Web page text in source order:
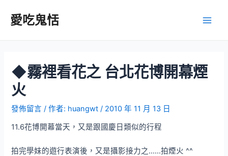
愛吃鬼恬
◆霧裡看花之 台北花博開幕煙
火
發佈留言 / 作者: huangwt/ 2010 年 11 月 13 日
11.6花博開幕當天，又是跟國慶日類似的行程
拍完學妹的遊行表演後，又是攝影接力之……拍煙火 ^^